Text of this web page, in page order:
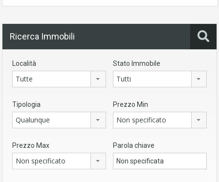
Ricerca Immobili
Località
Tutte
Stato Immobile
Tutti
Tipologia
Qualunque
Prezzo Min
Non specificato
Prezzo Max
Non specificato
Parola chiave